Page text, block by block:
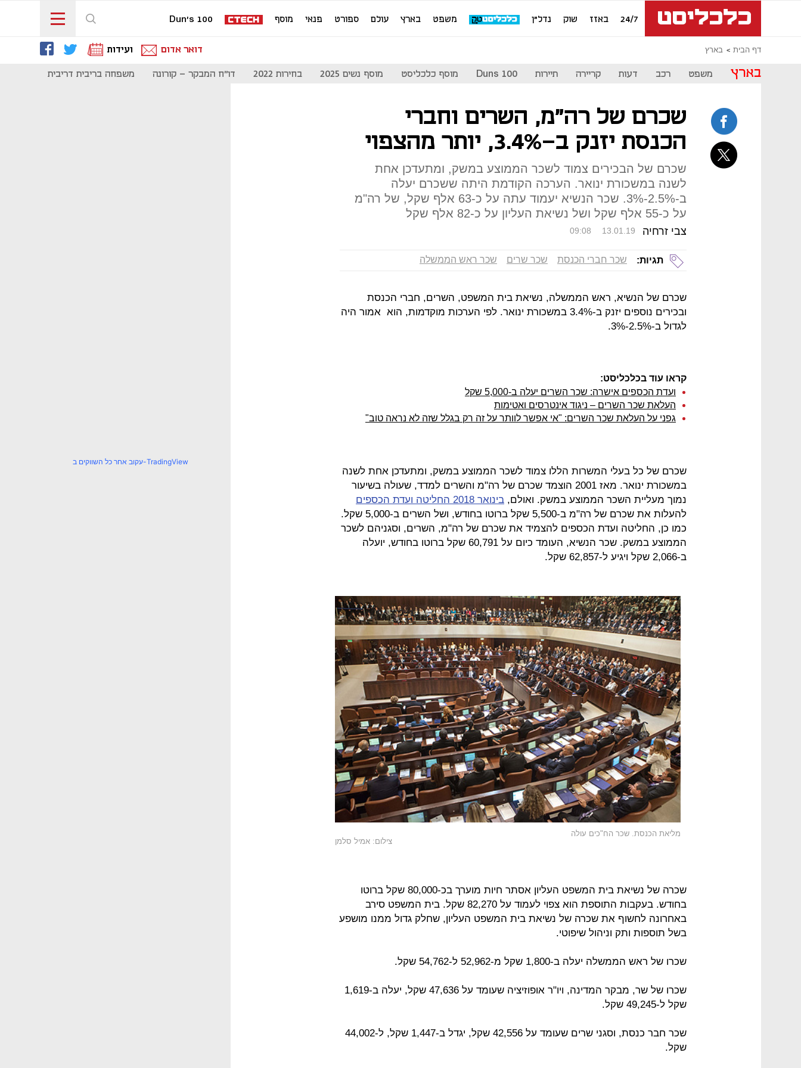
24/7 באזז שוק נדל"ן משפט בארץ עולם ספורט פנאי מוסף Dun's 100
דף הבית בארץ דואר אדום ועידות
בארץ משפט רכב דעות קריירה תיירות Duns 100 מוסף כלכליסט מוסף נשים 2025 בחירות 2022 דו"ח המבקר - קורונה משפחה בריבית דריבית
שכרם של רה"מ, השרים וחברי
הכנסת יזנק ב-3.4%, יותר מהצפוי
שכרם של הבכירים צמוד לשכר הממוצע במשק, ומתעדכן אחת
לשנה במשכורת ינואר. הערכה הקודמת היתה ששכרם יעלה
ב-2.5%-3%. שכר הנשיא יעמוד עתה על כ-63 אלף שקל, של רה"מ
על כ-55 אלף שקל ושל נשיאת העליון על כ-82 אלף שקל
צבי זרחיה 09:08 13.01.19
תגיות: שכר חברי הכנסת שכר שרים שכר ראש הממשלה
שכרם של הנשיא, ראש הממשלה, נשיאת בית המשפט, השרים, חברי הכנסת
ובכירים נוספים יזנק ב-3.4% במשכורת ינואר. לפי הערכות מוקדמות, הוא אמור היה
לגדול ב-2.5%-3%.
קראו עוד בכלכליסט:
ועדת הכספים אישרה: שכר השרים יעלה ב-5,000 שקל
העלאת שכר השרים – ניגוד אינטרסים ואטימות
גפני על העלאת שכר השרים: "אי אפשר לוותר על זה רק בגלל שזה לא נראה טוב"
שכרם של כל בעלי המשרות הללו צמוד לשכר הממוצע במשק, ומתעדכן אחת לשנה
במשכורת ינואר. מאז 2001 הוצמד שכרם של רה"מ והשרים למדד, שעולה בשיעור
נמוך מעליית השכר הממוצע במשק. ואולם, בינואר 2018 החליטה ועדת הכספים
להעלות את שכרם של רה"מ ב-5,500 שקל ברוטו בחודש, ושל השרים ב-5,000 שקל.
כמו כן, החליטה ועדת הכספים להצמיד את שכרם של רה"מ, השרים, וסגניהם לשכר
הממוצע במשק. שכר הנשיא, העומד כיום על 60,791 שקל ברוטו בחודש, יועלה
ב-2,066 שקל ויגיע ל-62,857 שקל.
מליאת הכנסת. שכר הח"כים עולה
צילום: אמיל סלמן
שכרה של נשיאת בית המשפט העליון אסתר חיות מוערך בכ-80,000 שקל ברוטו
בחודש. בעקבות התוספת הוא צפוי לעמוד על 82,270 שקל. בית המשפט סירב
באחרונה לחשוף את שכרה של נשיאת בית המשפט העליון, שחלק גדול ממנו מושפע
בשל תוספות ותק וניהול שיפוטי.
שכרו של ראש הממשלה יעלה ב-1,800 שקל מ-52,962 ל-54,762 שקל.
שכרו של שר, מבקר המדינה, ויו"ר אופוזיציה שעומד על 47,636 שקל, יעלה ב-1,619
שקל ל-49,245 שקל.
שכר חבר כנסת, וסגני שרים שעומד על 42,556 שקל, יגדל ב-1,447 שקל, ל-44,002
שקל.
עקוב אחר כל השווקים ב-TradingView